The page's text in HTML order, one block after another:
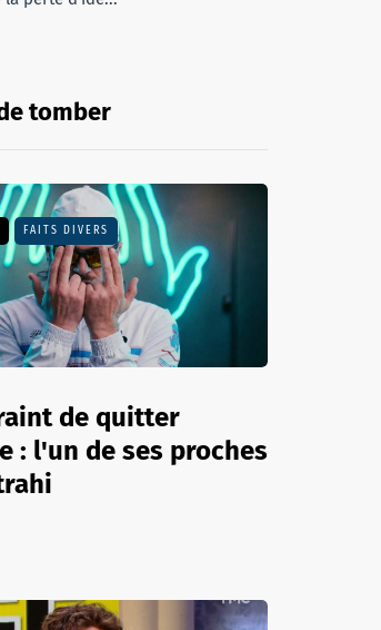
tomber
FAITS DIVERS
de quitter
: l'un de ses proches